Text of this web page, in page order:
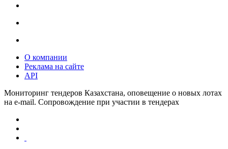
О компании
Реклама на сайте
API
Мониторинг тендеров Казахстана, оповещение о новых лотах
на e-mail. Сопровождение при участии в тендерах